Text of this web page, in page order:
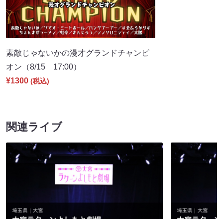
素敵じゃないかの漫才グランドチャンピ
オン（8/15 17:00）
¥1300 (税込)
関連ライブ